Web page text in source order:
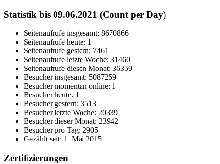
Statistik bis 09.06.2021 (Count per Day)
Seitenaufrufe insgesamt: 8670866
Seitenaufrufe heute: 1
Seitenaufrufe gestern: 7461
Seitenaufrufe letzte Woche: 31460
Seitenaufrufe diesen Monat: 36359
Besucher insgesamt: 5087259
Besucher momentan online: 1
Besucher heute: 1
Besucher gestern: 3513
Besucher letzte Woche: 20339
Besucher dieser Monat: 23942
Besucher pro Tag: 2905
Gezählt seit: 1. Mai 2015
Zertifizierungen